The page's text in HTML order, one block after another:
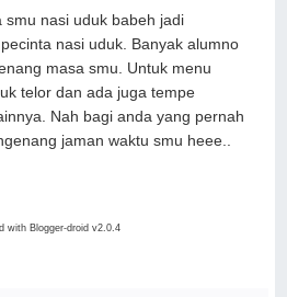
smu nasi uduk babeh jadi
nasi uduk. Banyak alumno
masa smu. Untuk menu
telor dan ada juga tempe
Nah bagi anda yang pernah
jaman waktu smu heee..
with Blogger-droid v2.0.4